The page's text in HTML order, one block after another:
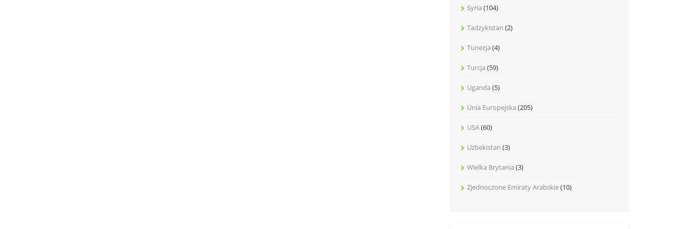
Syria (104)
Tadżykistan (2)
Tunezja (4)
Turcja (59)
Uganda (5)
Unia Europejska (205)
USA(60)
Uzbekistan (3)
Wielka Brytania (3)
Zjednoczone Emiraty Arabskie(10)